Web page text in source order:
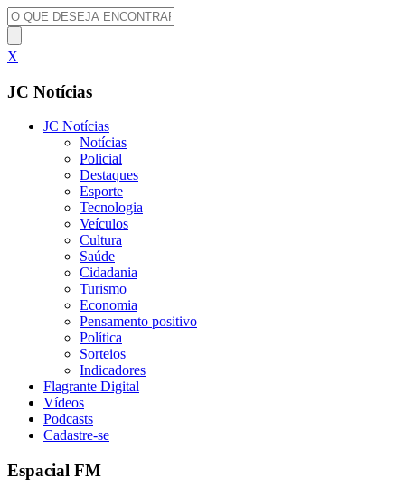
X
JC Notícias
JC Notícias
Notícias
Policial
Destaques
Esporte
Tecnologia
Veículos
Cultura
Saúde
Cidadania
Turismo
Economia
Pensamento positivo
Política
Sorteios
Indicadores
Flagrante Digital
Vídeos
Podcasts
Cadastre-se
Espacial FM